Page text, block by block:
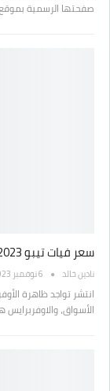
صفحتها الرسمية
سعر فيات تيبو 2023 بالاوفربرايس في السوق المصري
نادين خالد 6 نوفمبر 2023
انتشر تواجد ظاهرة
الأسواق،